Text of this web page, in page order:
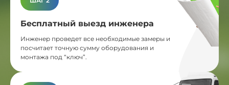
Бесплатный выезд инженера
Инженер проведет все необходимые замеры и
посчитает точную сумму оборудования и
монтажа под “ключ”.